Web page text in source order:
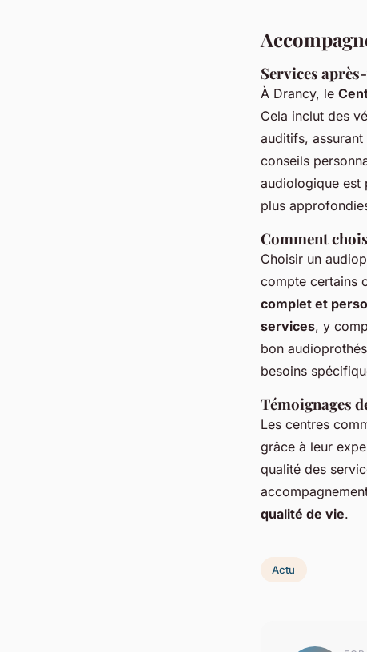
Services
À Drancy, le
Cela inclut des
auditifs,
conseils
audiologique est
plus
Comment
Choisir un
compte certains
complet et
services, y
bon
besoins
Témoignages
Les centres
grâce à leur
qualité des
qualité de vie.
Actu